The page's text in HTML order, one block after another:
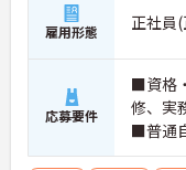
雇用形態 正社員
応募要件
■資格
修、実
■普通